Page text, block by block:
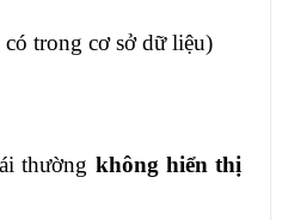
có trong cơ sở dữ liệu)
thường không hiển thị